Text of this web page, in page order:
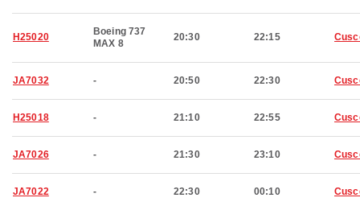
H25020
Boeing 737
MAX 8
20:30 22:15
JA7032 - 20:50 22:30
H25018 - 21:10 22:55
JA7026 - 21:30 23:10
JA7022 - 22:30 00:10